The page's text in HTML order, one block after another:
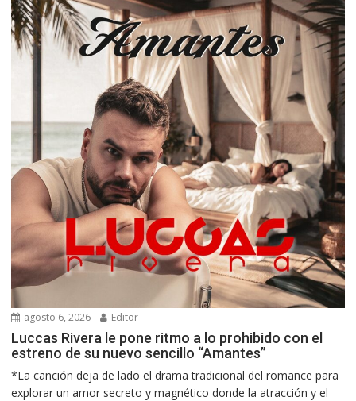
agosto 6, 2026 Editor
Luccas Rivera le pone ritmo a lo prohibido con el
estreno de su nuevo sencillo “Amantes”
*La canción deja de lado el drama tradicional del romance para
explorar un amor secreto y magnético donde la atracción y el